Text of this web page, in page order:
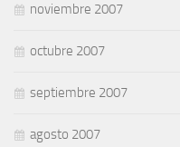
noviembre 2007
octubre 2007
septiembre 2007
agosto 2007